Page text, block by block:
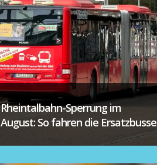
Rheintalbahn-Sperrung im
August: So fahren die Ersatzbusse